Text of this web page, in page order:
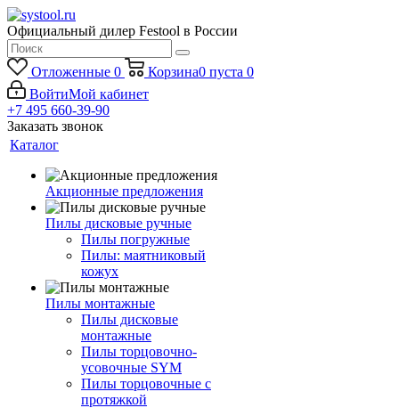
Официальный дилер Festool в России
Отложенные 0 Корзина0 пуста 0
ВойтиМой кабинет
+7 495 660-39-90
Заказать звонок
Каталог
Акционные предложения
Пилы дисковые ручные
Пилы погружные
Пилы: маятниковый
кожух
Пилы монтажные
Пилы дисковые
монтажные
Пилы торцовочно-
усовочные SYM
Пилы торцовочные с
протяжкой